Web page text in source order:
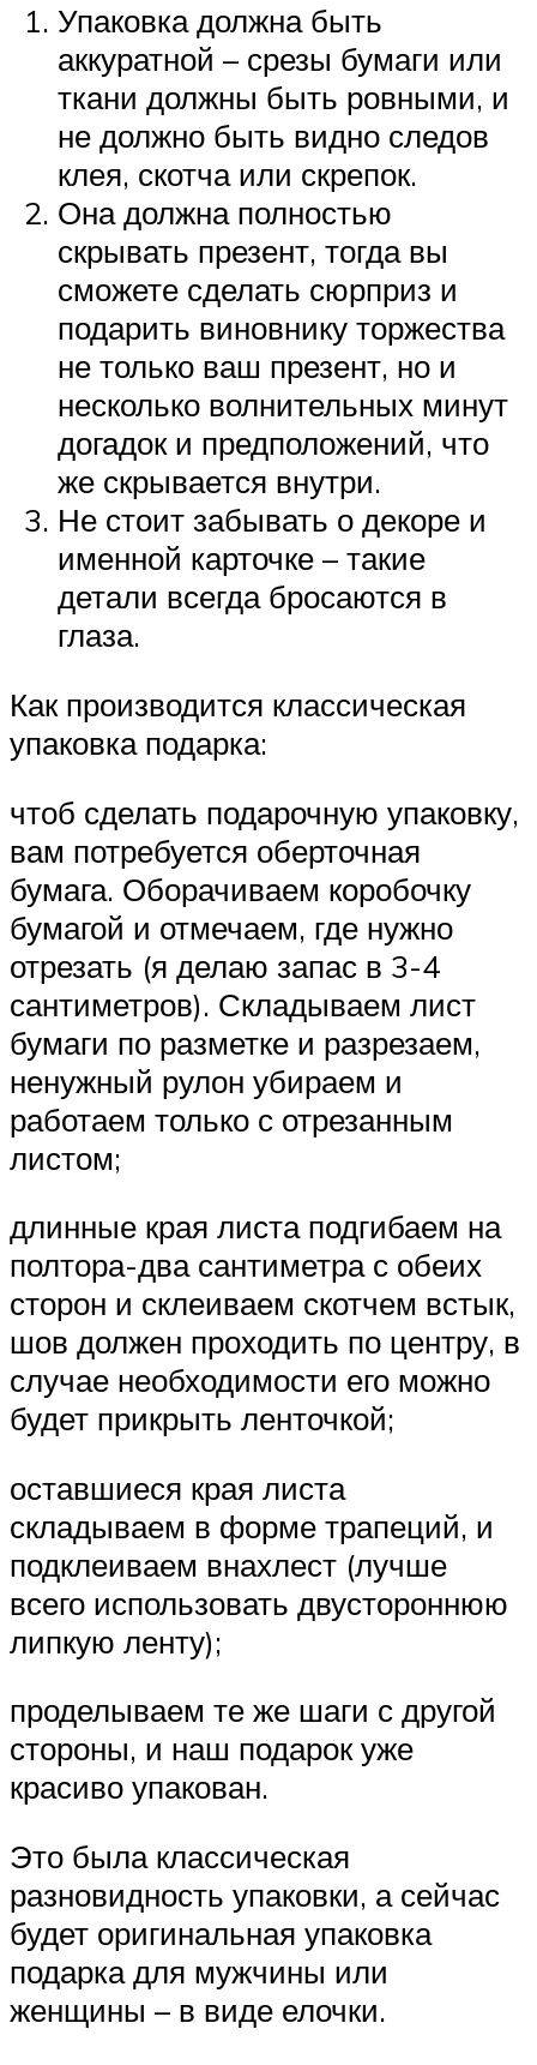
Упаковка должна быть
аккуратной – срезы бумаги или
ткани должны быть ровными, и
не должно быть видно следов
клея, скотча или скрепок.
Она должна полностью
скрывать презент, тогда вы
сможете сделать сюрприз и
подарить виновнику торжества
не только ваш презент, но и
несколько волнительных минут
догадок и предположений, что
же скрывается внутри.
Не стоит забывать о декоре и
именной карточке – такие
детали всегда бросаются в
глаза.
Как производится классическая
упаковка подарка:
чтоб сделать подарочную упаковку,
вам потребуется оберточная
бумага. Оборачиваем коробочку
бумагой и отмечаем, где нужно
отрезать (я делаю запас в 3-4
сантиметров). Складываем лист
бумаги по разметке и разрезаем,
ненужный рулон убираем и
работаем только с отрезанным
листом;
длинные края листа подгибаем на
полтора-два сантиметра с обеих
сторон и склеиваем скотчем встык,
шов должен проходить по центру, в
случае необходимости его можно
будет прикрыть ленточкой;
оставшиеся края листа
складываем в форме трапеций, и
подклеиваем внахлест (лучше
всего использовать двустороннюю
липкую ленту);
проделываем те же шаги с другой
стороны, и наш подарок уже
красиво упакован.
Это была классическая
разновидность упаковки, а сейчас
будет оригинальная упаковка
подарка для мужчины или
женщины – в виде елочки.